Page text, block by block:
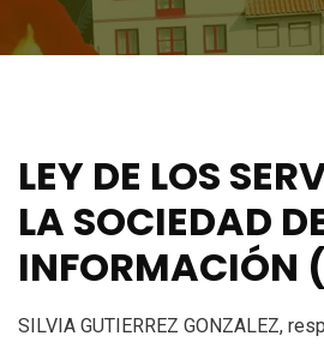
LEY DE LOS
LA SOCIEDAD
INFORMACIÓN
SILVIA GUTIERREZ GONZALEZ,